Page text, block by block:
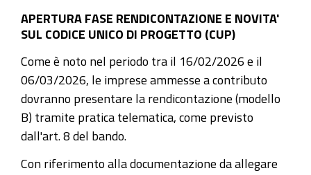
APERTURA FASE RENDICONTAZIONE E NOVITA'
SUL CODICE UNICO DI PROGETTO (CUP)
Come è noto nel periodo tra il 16/02/2026 e il
06/03/2026, le imprese ammesse a contributo
dovranno presentare la rendicontazione (modello
B) tramite pratica telematica, come previsto
dall'art. 8 del bando.
Con riferimento alla documentazione da allegare